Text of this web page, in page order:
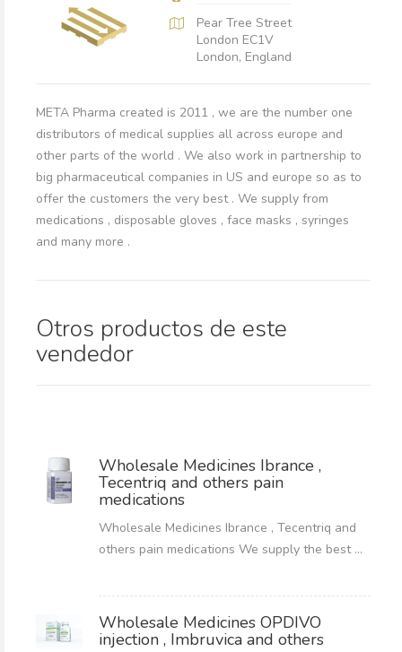
Pear Tree Street
London EC1V
London, England
META Pharma created is 2011 , we are the number one
distributors of medical supplies all across europe and
other parts of the world . We also work in partnership to
big pharmaceutical companies in US and europe so as to
offer the customers the very best . We supply from
medications , disposable gloves , face masks , syringes
and many more .
Otros productos de este
vendedor
Wholesale Medicines Ibrance ,
Tecentriq and others pain
medications
Wholesale Medicines Ibrance , Tecentriq and
others pain medications We supply the best ...
Wholesale Medicines OPDIVO
injection , Imbruvica and others